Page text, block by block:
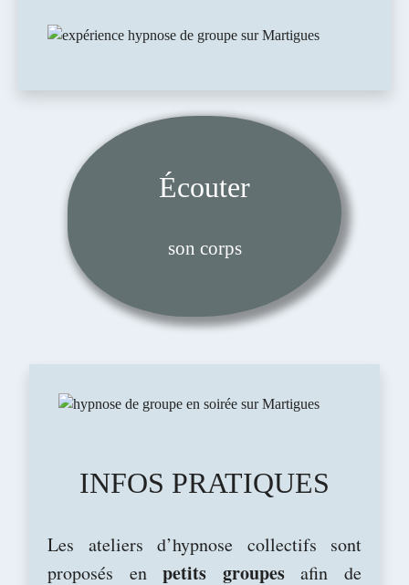
Écouter
son corps
INFOS PRATIQUES
Les ateliers d’hypnose collectifs sont
proposés enpetits groupesafin de